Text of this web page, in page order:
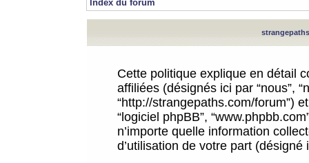
Index du forum
Cette politique explique en détail
affiliées (désignés ici par “nous”,
“http://strangepaths.com/forum”)
“logiciel phpBB”,
n’importe quelle information
d’utilisation de votre part (désigné